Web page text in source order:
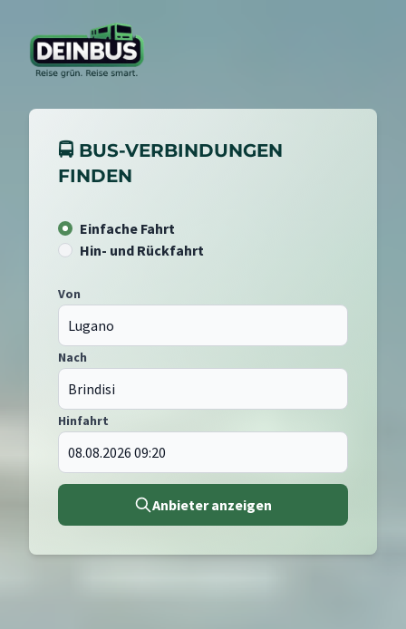
🚍 BUS-VERBINDUNGEN
FINDEN
Einfache Fahrt
Hin- und Rückfahrt
Von
Nach
Hinfahrt
Anbieter anzeigen